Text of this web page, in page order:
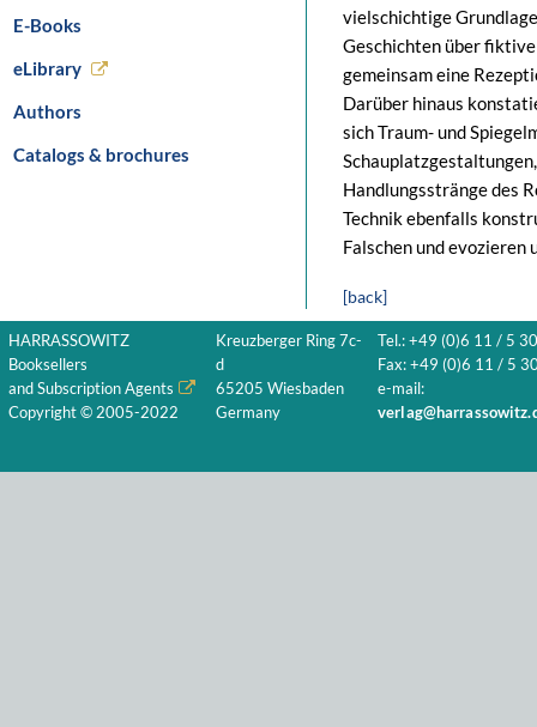
E-Books
eLibrary
Authors
Catalogs & brochures
vielschichtige
Geschichten über
gemeinsam eine
Darüber hinaus
sich Traum- und
Handlungsstränge des
Technik ebenfalls
Falschen und
[back]
HARRASSOWITZ
Booksellers
and Subscription Agents
Copyright © 2005-2022
Kreuzberger Ring 7c-
d
65205 Wiesbaden
Germany
Tel.: +49 (0)6 11 / 5
Fax: +49 (0)6 11 / 5
e-mail: